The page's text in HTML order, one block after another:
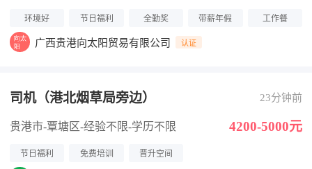
环境好 节日福利 全勤奖 带薪年假 工作餐
广西贵港向太阳贸易有限公司 认证
司机（港北烟草局旁边） 23分钟前
贵港市-覃塘区-经验不限-学历不限 4200-5000元
节日福利 免费培训 晋升空间